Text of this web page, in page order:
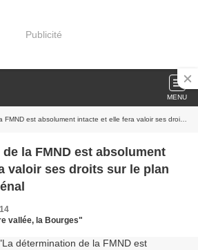
Publicité
MENU
absolument intacte et elle fera valoir ses droits sur le plan administratif et pénal
valoir ses droits sur le plan
vallée, la Bourges"